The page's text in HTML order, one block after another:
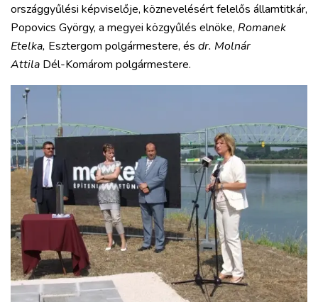
országgyűlési képviselője, köznevelésért felelős államtitkár,
Popovics György, a megyei közgyűlés elnöke, Romanek
Etelka, Esztergom polgármestere, és dr. Molnár
Attila Dél-Komárom polgármestere.